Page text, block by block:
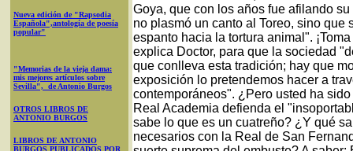
Nueva edición de "Rapsodia
Española",antología de poesía
popular"
"Memorias de la vieja dama:
mis mejores artículos sobre
Sevilla", de Antonio Burgos
OTROS LIBROS DE
ANTONIO BURGOS
LIBROS DE ANTONIO
BURGOS PUBLICADOS POR
Goya, que con los años fue afilando
no plasmó un canto al Toreo, sino
espanto hacia la tortura animal".
explica Doctor, para que la sociedad
que conlleva esta tradición; hay que
exposición lo pretendemos hacer a
contemporáneos". ¿Pero usted ha
Real Academia defienda el
sabe lo que es un cuatreño? ¿Y qué
necesarios con la Real de San